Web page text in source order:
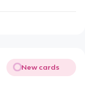
New cards